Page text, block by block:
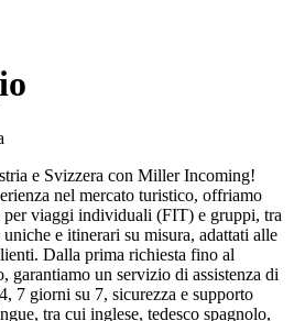
e Svizzera con Miller Incoming!
nel mercato turistico, offriamo
per viaggi individuali (FIT) e gruppi, tra
e itinerari su misura, adattati alle
Dalla prima richiesta fino al
garantiamo un servizio di assistenza di
7 giorni su 7, sicurezza e supporto
tra cui inglese, tedesco spagnolo,